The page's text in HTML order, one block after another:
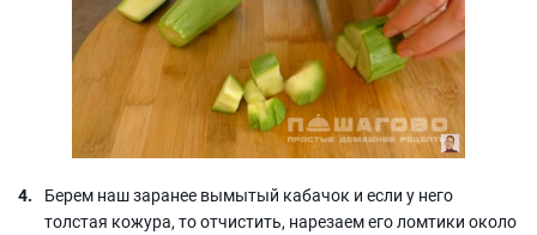
Берем наш заранее вымытый кабачок и если у него
толстая кожура, то отчистить, нарезаем его ломтики около